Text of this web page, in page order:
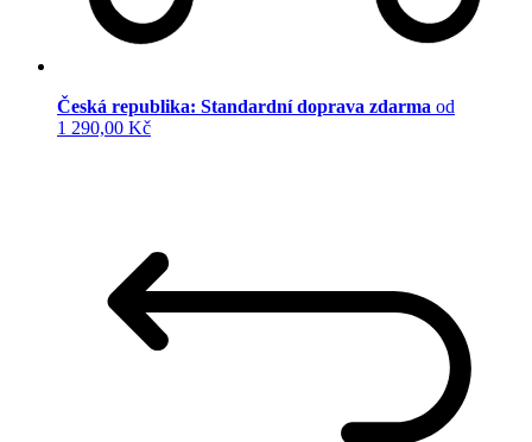
Česká republika: Standardní doprava zdarma od
1 290,00 Kč